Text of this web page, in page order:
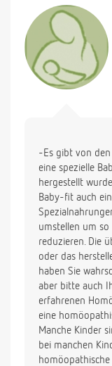
lasse ihn öfter
aber es hilft
-Es gibt von
eine spezielle
hergestellt
Baby-fit auch
umstellen um so
reduzieren. Die
oder das
haben Sie
aber bitte auch
erfahrenen
eine
Manche Kinder
bei manchen
homöopathische